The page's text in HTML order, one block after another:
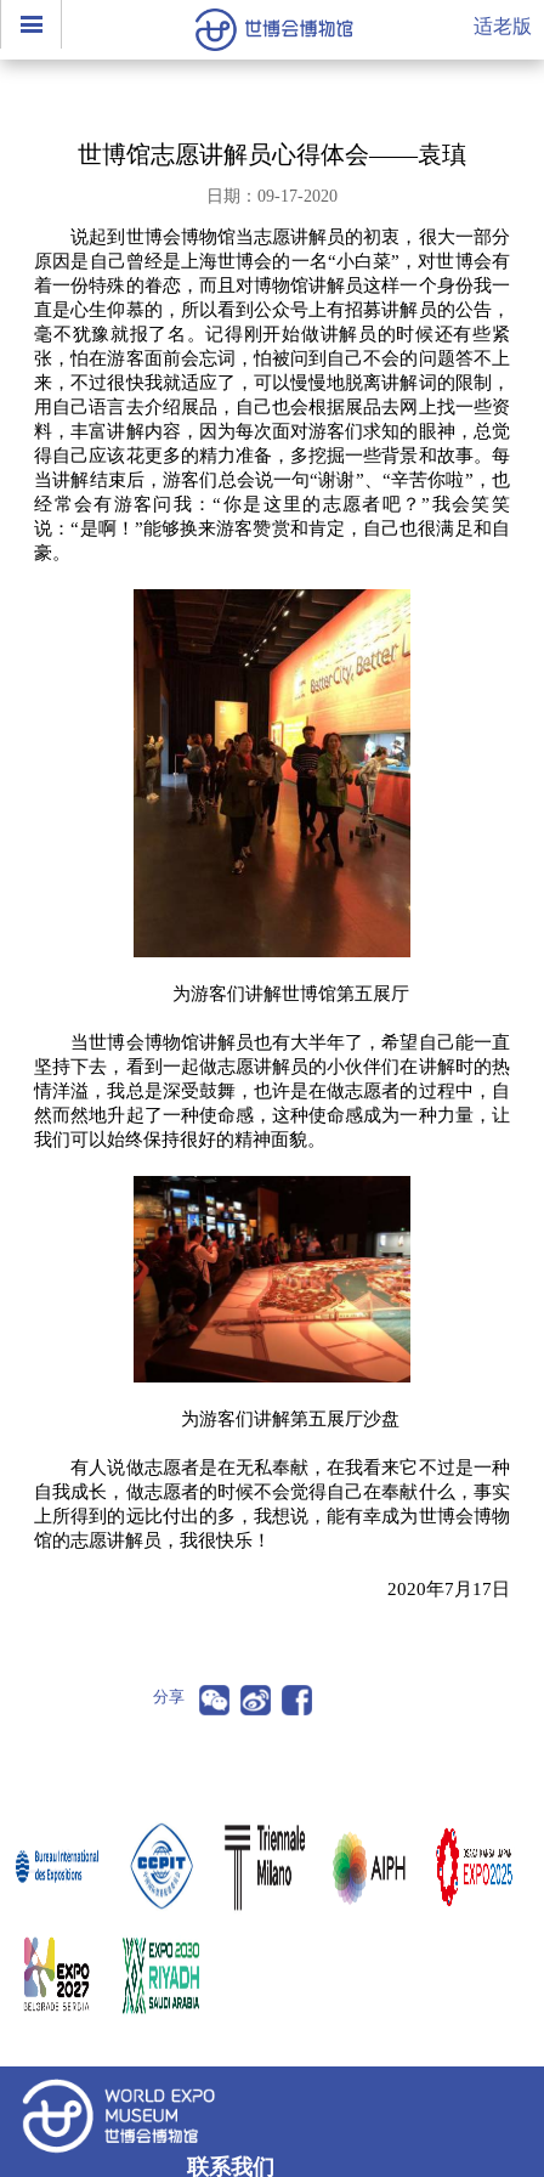
适老版
世博馆志愿讲解员心得体会——袁瑱
日期：09-17-2020
说起到世博会博物馆当志愿讲解员的初衷，很大一部分
原因是自己曾经是上海世博会的一名“小白菜”，对世博会有
着一份特殊的眷恋，而且对博物馆讲解员这样一个身份我一
直是心生仰慕的，所以看到公众号上有招募讲解员的公告，
毫不犹豫就报了名。记得刚开始做讲解员的时候还有些紧
张，怕在游客面前会忘词，怕被问到自己不会的问题答不上
来，不过很快我就适应了，可以慢慢地脱离讲解词的限制，
用自己语言去介绍展品，自己也会根据展品去网上找一些资
料，丰富讲解内容，因为每次面对游客们求知的眼神，总觉
得自己应该花更多的精力准备，多挖掘一些背景和故事。每
当讲解结束后，游客们总会说一句“谢谢”、“辛苦你啦”，也
经常会有游客问我：“你是这里的志愿者吧？”我会笑笑
说：“是啊！”能够换来游客赞赏和肯定，自己也很满足和自
豪。
为游客们讲解世博馆第五展厅
当世博会博物馆讲解员也有大半年了，希望自己能一直
坚持下去，看到一起做志愿讲解员的小伙伴们在讲解时的热
情洋溢，我总是深受鼓舞，也许是在做志愿者的过程中，自
然而然地升起了一种使命感，这种使命感成为一种力量，让
我们可以始终保持很好的精神面貌。
为游客们讲解第五展厅沙盘
有人说做志愿者是在无私奉献，在我看来它不过是一种
自我成长，做志愿者的时候不会觉得自己在奉献什么，事实
上所得到的远比付出的多，我想说，能有幸成为世博会博物
馆的志愿讲解员，我很快乐！
2020年7月17日
分享
联系我们